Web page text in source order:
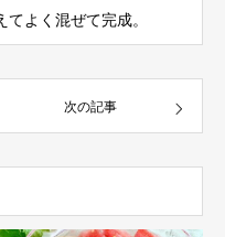
よく混ぜて完成。
次の記事